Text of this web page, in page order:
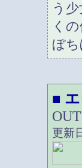
う
く
ぼち
■
更新